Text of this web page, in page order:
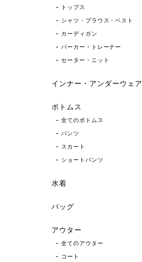
トップス
シャツ・ブラウス・ベスト
カーディガン
パーカー・トレーナー
セーター・ニット
インナー・アンダーウェア
ボトムス
全てのボトムス
パンツ
スカート
ショートパンツ
水着
バッグ
アウター
全てのアウター
コート